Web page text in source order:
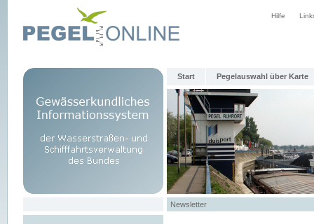
Hilfe
Start Pegelauswahl über Karte
Newsletter